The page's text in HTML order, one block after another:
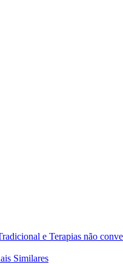
e Terapias não
Similares